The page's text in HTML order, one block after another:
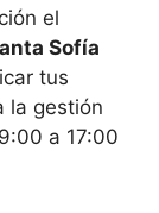
el
Sofía
tus
la gestión
a 17:00